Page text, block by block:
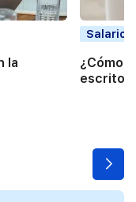
la
Salarios
¿Cómo
escrito?